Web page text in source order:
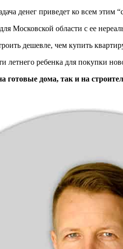
денег приведет ко всем этим
Московской области с ее
дешевле, чем купить
летнего ребенка для покупки
готовые дома, так и на